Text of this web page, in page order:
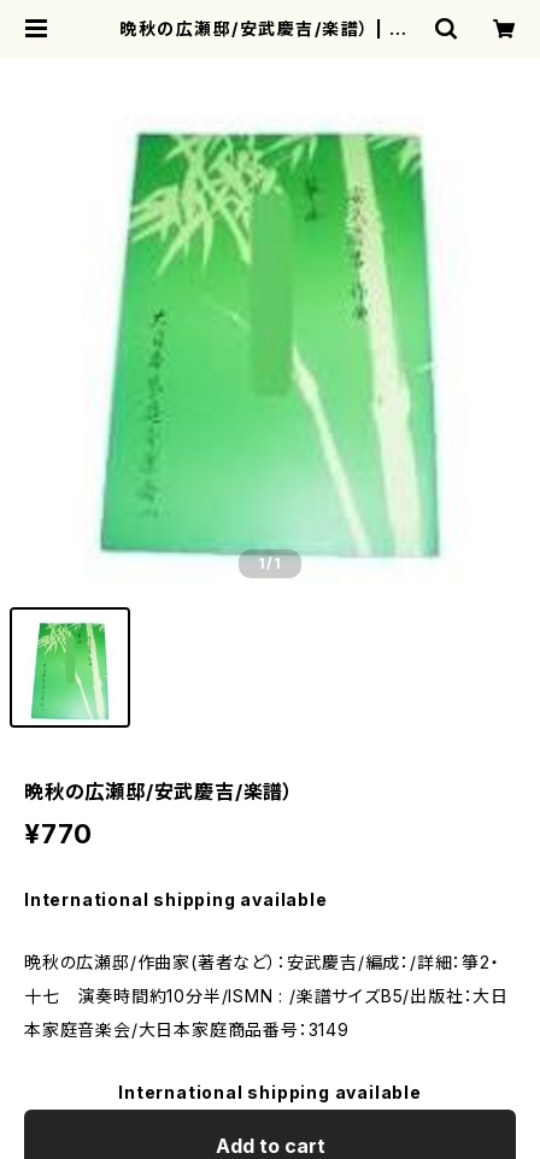
晩秋の広瀬邸/安武慶吉/楽譜） | mo
1/1
晩秋の広瀬邸/安武慶吉/楽譜）
¥770
International shipping available
晩秋の広瀬邸/作曲家(著者など）：安武慶吉/編成：/詳細：箏2・
十七 演奏時間約10分半/ISMN : /楽譜サイズB5/出版社：大日
本家庭音楽会/大日本家庭商品番号：3149
International shipping available
Add to cart